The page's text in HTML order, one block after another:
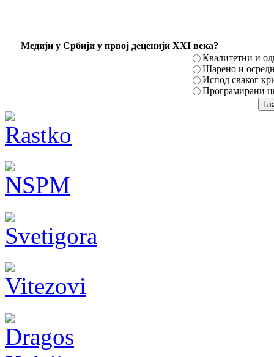
Mедији у Србији у првој деценији XXI века?
Квалитетни и
Шарено и
Испод сваког
Програмирани